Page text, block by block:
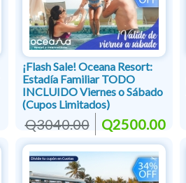
¡Flash Sale! Oceana Resort:
Estadía Familiar TODO
INCLUIDO Viernes o Sábado
(Cupos Limitados)
Q3040.00 Q2500.00